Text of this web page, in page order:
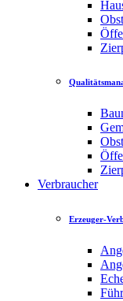
Verbraucher
Erzeuger-